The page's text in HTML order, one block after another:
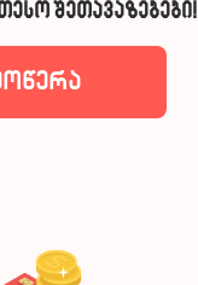
შეთავაზებები!